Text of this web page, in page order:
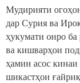
Мудирияти
дар Сурия ва
ҳукумати онро
ва кишварҳои
ҳамин асос
шикастҳои